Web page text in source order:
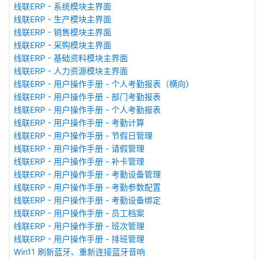
线联ERP - 系统模块主界面
线联ERP - 生产模块主界面
线联ERP - 销售模块主界面
线联ERP - 采购模块主界面
线联ERP - 基础资料模块主界面
线联ERP - 人力资源模块主界面
线联ERP - 用户操作手册 - 个人考勤报表（横向）
线联ERP - 用户操作手册 - 部门考勤报表
线联ERP - 用户操作手册 - 个人考勤报表
线联ERP - 用户操作手册 - 考勤计算
线联ERP - 用户操作手册 - 节假日管理
线联ERP - 用户操作手册 - 请假管理
线联ERP - 用户操作手册 - 补卡管理
线联ERP - 用户操作手册 - 考勤设备管理
线联ERP - 用户操作手册 - 考勤参数配置
线联ERP - 用户操作手册 - 考勤设备绑定
线联ERP - 用户操作手册 - 员工档案
线联ERP - 用户操作手册 - 班次管理
线联ERP - 用户操作手册 - 排班管理
Win11 刷新蓝牙、重新连接蓝牙音响